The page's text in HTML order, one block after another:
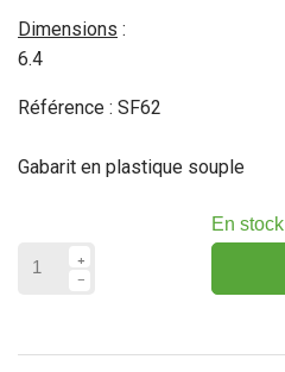
Dimensions :
6.4
Référence : SF62
Gabarit en plastique souple
En stock